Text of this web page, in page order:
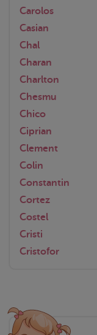
Carolos
Casian
Chal
Charan
Charlton
Chesmu
Chico
Ciprian
Clement
Colin
Constantin
Cortez
Costel
Cristi
Cristofor